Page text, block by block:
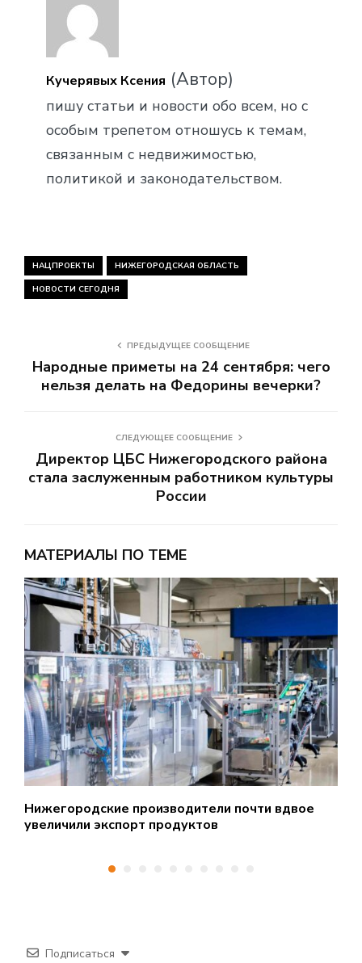
Кучерявых Ксения (Автор)
пишу статьи и новости обо всем, но с
особым трепетом отношусь к темам,
связанным с недвижимостью,
политикой и законодательством.
НАЦПРОЕКТЫ НИЖЕГОРОДСКАЯ ОБЛАСТЬ
НОВОСТИ СЕГОДНЯ
ПРЕДЫДУЩЕЕ СООБЩЕНИЕ
Народные приметы на 24 сентября: чего
нельзя делать на Федорины вечерки?
СЛЕДУЮЩЕЕ СООБЩЕНИЕ
Директор ЦБС Нижегородского района
стала заслуженным работником культуры
России
МАТЕРИАЛЫ ПО ТЕМЕ
Нижегородские производители почти вдвое
увеличили экспорт продуктов
Подписаться